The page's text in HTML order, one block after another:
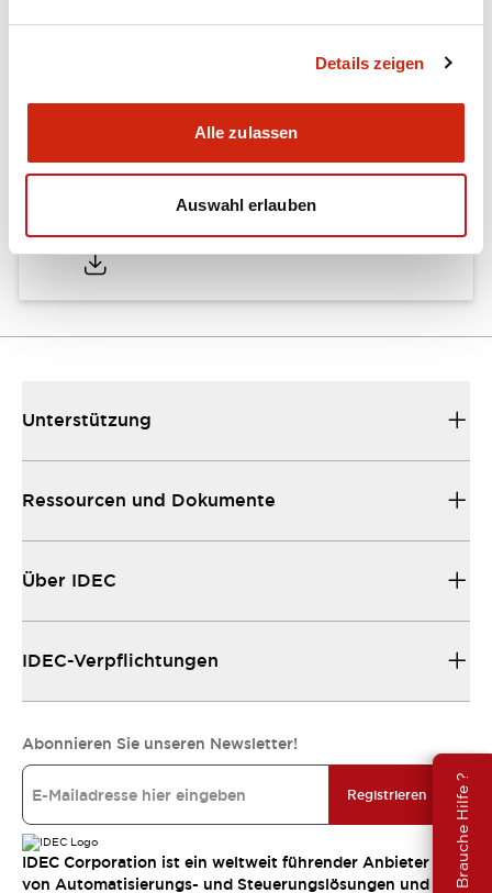
Details zeigen
Alle zulassen
Auswahl erlauben
Brauche Hilfe ?
Unterstützung
Ressourcen und Dokumente
Über IDEC
IDEC-Verpflichtungen
Abonnieren Sie unseren Newsletter!
Registrieren
IDEC Corporation ist ein weltweit führender Anbieter
von Automatisierungs- und Steuerungslösungen und